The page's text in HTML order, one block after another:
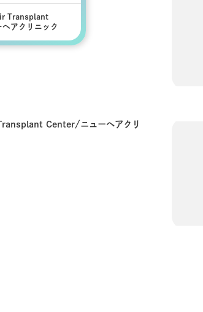
Transplant
アクリニック
Center/ニューヘアクリ